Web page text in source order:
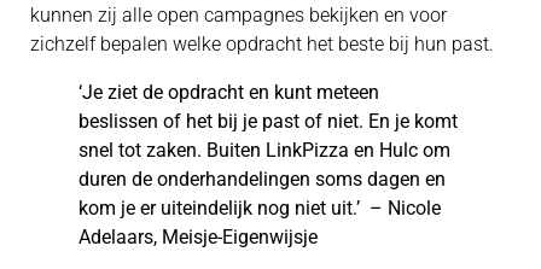
kunnen zij alle open campagnes bekijken en voor
zichzelf bepalen welke opdracht het beste bij hun past.
‘Je ziet de opdracht en kunt meteen
beslissen of het bij je past of niet. En je komt
snel tot zaken. Buiten LinkPizza en Hulc om
duren de onderhandelingen soms dagen en
kom je er uiteindelijk nog niet uit.’ – Nicole
Adelaars, Meisje-Eigenwijsje